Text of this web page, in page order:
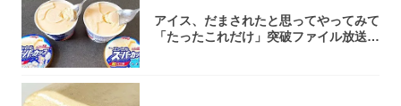
アイス、だまされたと思ってやってみて
「たったこれだけ」突破ファイル放送で